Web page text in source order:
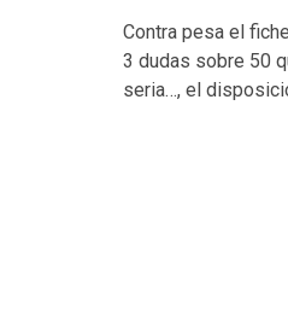
Contra pesa el
3 dudas sobre 50
seri­a…, el